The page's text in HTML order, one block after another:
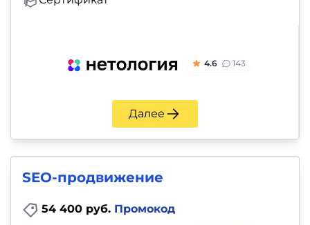
4.6 143
Далее
SEO-продвижение
54 400 руб. Промокод